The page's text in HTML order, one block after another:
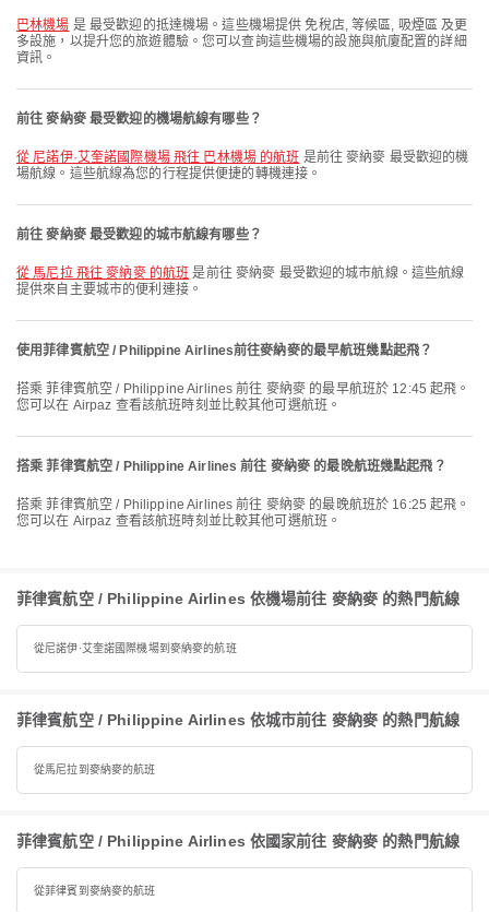
巴林機場 是 最受歡迎的抵達機場。這些機場提供 免稅店, 等候區, 吸煙區 及更
多設施，以提升您的旅遊體驗。您可以查詢這些機場的設施與航廈配置的詳細
資訊。
前往 麥納麥 最受歡迎的機場航線有哪些？
從 尼諾伊·艾奎諾國際機場 飛往 巴林機場 的航班 是前往 麥納麥 最受歡迎的機
場航線。這些航線為您的行程提供便捷的轉機連接。
前往 麥納麥 最受歡迎的城市航線有哪些？
從 馬尼拉 飛往 麥納麥 的航班 是前往 麥納麥 最受歡迎的城市航線。這些航線
提供來自主要城市的便利連接。
使用菲律賓航空 / Philippine Airlines前往麥納麥的最早航班幾點起飛？
搭乘 菲律賓航空 / Philippine Airlines 前往 麥納麥 的最早航班於 12:45 起飛。
您可以在 Airpaz 查看該航班時刻並比較其他可選航班。
搭乘 菲律賓航空 / Philippine Airlines 前往 麥納麥 的最晚航班幾點起飛？
搭乘 菲律賓航空 / Philippine Airlines 前往 麥納麥 的最晚航班於 16:25 起飛。
您可以在 Airpaz 查看該航班時刻並比較其他可選航班。
菲律賓航空 / Philippine Airlines 依機場前往 麥納麥 的熱門航線
從尼諾伊·艾奎諾國際機場到麥納麥的航班
菲律賓航空 / Philippine Airlines 依城市前往 麥納麥 的熱門航線
從馬尼拉到麥納麥的航班
菲律賓航空 / Philippine Airlines 依國家前往 麥納麥 的熱門航線
從菲律賓到麥納麥的航班